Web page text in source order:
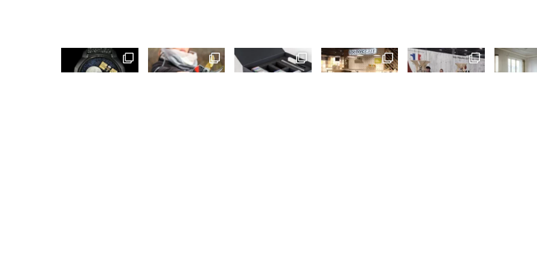
المحلي هل يمكنك فك شفرة سلوك الطوب؟
مقصات التقليم الكهربائية F3020، التي طورتها @iالاحتفال بالوقت عبارة عن مجموعة من الساعات